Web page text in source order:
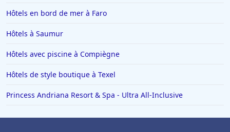
Hôtels en bord de mer à Faro
Hôtels à Saumur
Hôtels avec piscine à Compiègne
Hôtels de style boutique à Texel
Princess Andriana Resort & Spa - Ultra All-Inclusive